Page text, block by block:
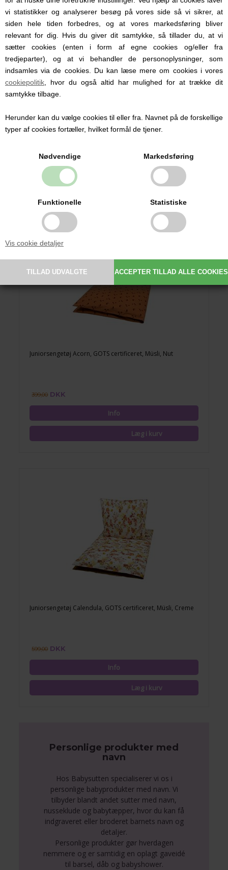
vi statistikker og analyserer besøg på vores side så vi sikrer, at
siden hele tiden forbedres, og at vores markedsføring bliver
relevant for dig. Hvis du giver dit samtykke, så tillader du, at vi
sætter cookies (enten i form af egne cookies og/eller fra
tredjeparter), og at vi behandler de personoplysninger, som
indsamles via de cookies. Du kan læse mere om cookies i vores
cookiepolitik , hvor du også altid har mulighed for at trække dit
samtykke tilbage.
Herunder kan du vælge cookies til eller fra. Navnet på de forskellige
typer af cookies fortæller, hvilket formål de tjener.
Nødvendige Markedsføring
Funktionelle Statistiske
Vis cookie detaljer
Babysengetøj Calendula, GOTS certificeret, Müsli, Creme
Juniorsengetøj Acorn, GOTS certificeret, Müsli, Nut
399,00 DKK
Juniorsengetøj Calendula, GOTS certificeret, Müsli, Creme
599,00 DKK
Personlige produkter med
navn
Hos Babysutten specialiserer vi os i
personlige babyprodukter med navn. Vi
tilbyder blandt andet sutter med navn,
nusseklude og babytæpper, hvor du kan få
indgraveret eller broderet barnets navn og
detaljer.
Personlige produkter gør hverdagen
nemmere og er samtidig en oplagt gaveidé
til barsel, dåb og babyshower.